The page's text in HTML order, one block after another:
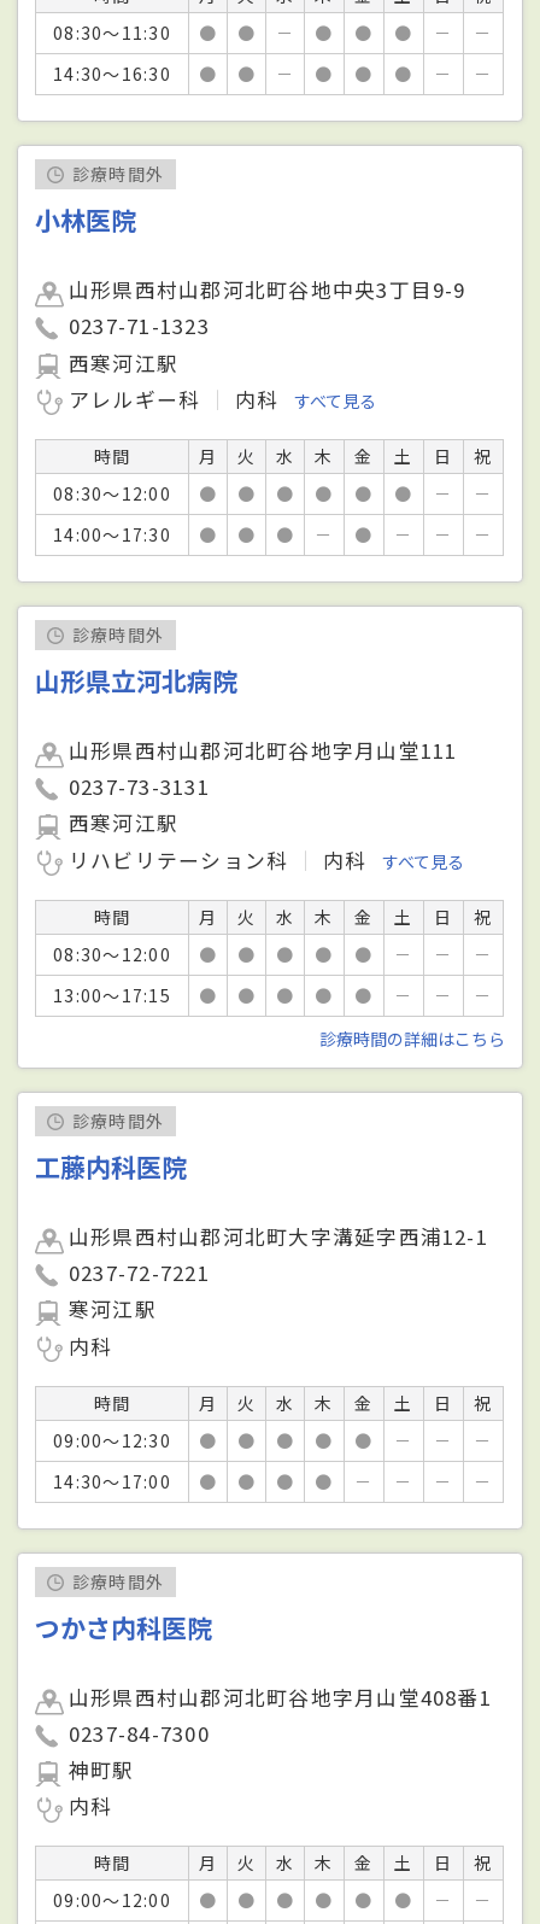
08:30～11:30
● ● － ● ● ● －
－
14:30～16:30
● ● － ● ● ● － －
診療時間外
小林医院
山形県西村山郡河北町谷地中央3丁目9-9
0237-71-1323
西寒河江駅
アレルギー科
内科 すべて見る
時間 月 火 水 木 金 土 日
祝
08:30～12:00
● ● ● ● ● ● －
－
14:00～17:30
● ● ● － ● － － －
診療時間外
山形県立河北病院
山形県西村山郡河北町谷地字月山堂111
0237-73-3131
西寒河江駅
リハビリテーション科
内科 すべて見る
時間 月 火 水 木 金 土 日
祝
08:30～12:00
● ● ● ● ● － －
－
13:00～17:15
● ● ● ● ● － －
－
診療時間の詳細はこちら
診療時間外
工藤内科医院
山形県西村山郡河北町大字溝延字西浦12-1
0237-72-7221
寒河江駅
内科
時間 月 火 水 木 金 土 日
祝
09:00～12:30
● ● ● ● ● － －
－
14:30～17:00
● ● ● ● － － － －
診療時間外
つかさ内科医院
山形県西村山郡河北町谷地字月山堂408番1
0237-84-7300
神町駅
内科
時間 月 火 水 木 金 土 日
祝
09:00～12:00
● ● ● ● ● ● － －